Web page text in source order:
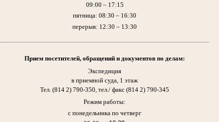
09:00 – 17:15
пятница: 08:30 – 16:30
перерыв: 12:30 – 13:30
Прием посетителей, обращений и документов по делам:
Экспедиция
в приемной суда, 1 этаж
Тел. (814 2) 790-350, тел./ факс (814 2) 790-345
Режим работы:
с понедельника по четверг